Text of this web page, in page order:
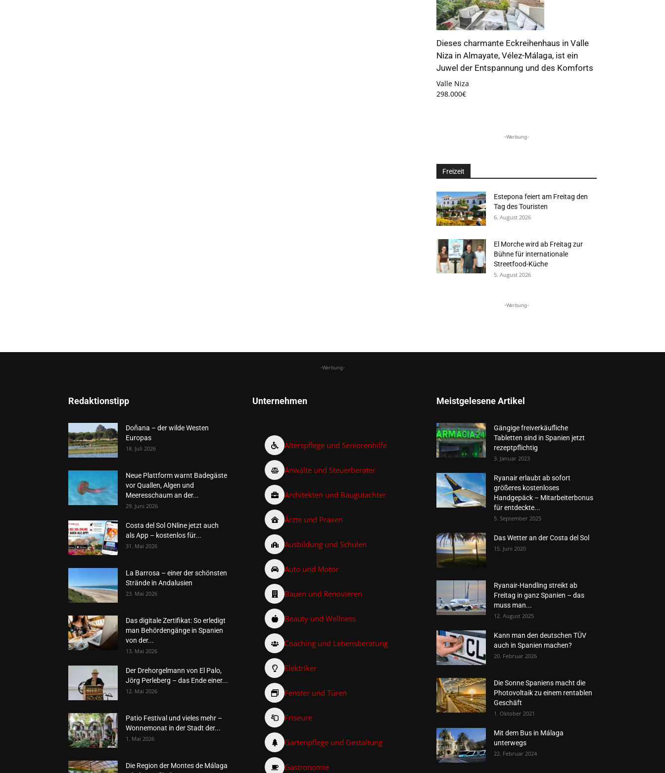
Dieses charmante Eckreihenhaus in Valle
Niza in Almayate, Vélez-Málaga, ist ein
Juwel der Entspannung und des Komforts
Valle Niza
298.000€
-Werbung-
Freizeit
Estepona feiert am Freitag den
Tag des Touristen
6. August 2026
El Morche wird ab Freitag zur
Bühne für internationale
Streetfood-Küche
5. August 2026
-Werbung-
-Werbung-
Redaktionstipp
Doñana – der wilde Westen
Europas
18. Juli 2026
Neue Plattform warnt Badegäste
vor Quallen, Algen und
Meeresschaum an der...
29. Juni 2026
Costa del Sol ONline jetzt auch
als App – kostenlos für...
31. Mai 2026
La Barrosa – einer der schönsten
Strände in Andalusien
23. Mai 2026
Das digitale Zertifikat: So erledigt
man Behördengänge in Spanien
von der...
13. Mai 2026
Der Drehorgelmann von El Palo,
Jörg Perleberg – das Ende einer...
12. Mai 2026
Patio Festival und vieles mehr –
Wonnemonat in der Stadt der...
1. Mai 2026
Die Region der Montes de Málaga
Unternehmen
Alterspflege und Seniorenhilfe
Anwälte und Steuerberater
Architekten und Baugutachter
Ärzte und Praxen
Ausbildung und Schulen
Auto und Motor
Bauen und Renovieren
Beauty und Wellness
Coaching und Lebensberatung
Elektriker
Fenster und Türen
Friseure
Gartenpflege und Gestaltung
Gastronomie
Meistgelesene Artikel
Gängige freiverkäufliche
Tabletten sind in Spanien jetzt
rezeptpflichtig
3. Januar 2023
Ryanair erlaubt ab sofort
größeres kostenloses
Handgepäck – Mitarbeiterbonus
für entdeckte...
5. September 2025
Das Wetter an der Costa del Sol
15. Juni 2020
Ryanair-Handling streikt ab
Freitag in ganz Spanien – das
muss man...
12. August 2025
Kann man den deutschen TÜV
auch in Spanien machen?
20. Februar 2026
Die Sonne Spaniens macht die
Photovoltaik zu einem rentablen
Geschäft
1. Oktober 2021
Mit dem Bus in Málaga
unterwegs
22. Februar 2024